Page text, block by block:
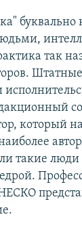
буквально
так
который
такие